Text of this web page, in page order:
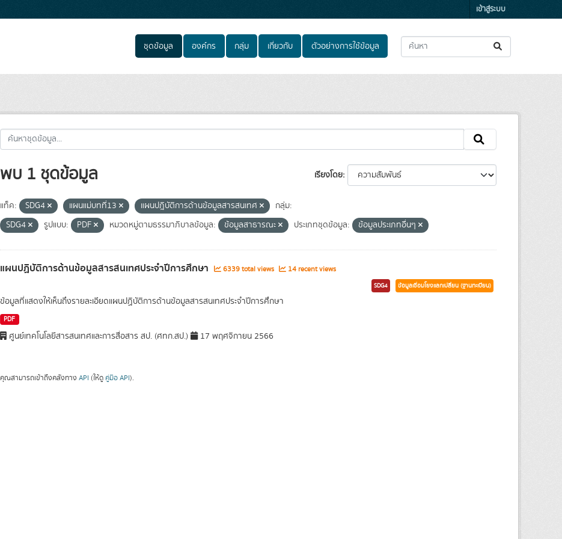
เข้าสู่ระบบ
ชุดข้อมูล องค์กร กลุ่ม เกี่ยวกับ ตัวอย่างการใช้ข้อมูล
เรียงโดย
พบ 1 ชุดข้อมูล
แท็ค: SDG4 แผนแม่บทที่13 แผนปฎิบัติการด้านข้อมูลสารสนเทศ
กลุ่ม:
SDG4
รูปแบบ: PDF หมวดหมู่ตามธรรมาภิบาลข้อมูล: ข้อมูลสาธารณะ ประเภทชุดข้อมูล: ข้อมูลประเภทอื่นๆ
แผนปฏิบัติการด้านข้อมูลสารสนเทศประจำปีการศึกษา 6339 total views 14 recent views
SDG4 ข้อมูลเชื่อมโยงแลกเปลี่ยน (ฐานทะเบียน)
ข้อมูลที่แสดงให้เห็นถึงรายละเอียดแผนปฏิบัติการด้านข้อมูลสารสนเทศประจำปีการศึกษา
PDF
ศูนย์เทคโนโลยีสารสนเทศและการสื่อสาร สป. (ศทก.สป.) 17 พฤศจิกายน 2566
คุณสามารถเข้าถึงคลังทาง API (ให้ดู คู่มือ API).